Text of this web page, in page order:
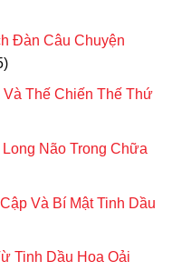
Đàn Câu Chuyện
Và Thế Chiến Thế Thứ
Não Trong Chữa
Và Bí Mật Tinh Dầu
Tinh Dầu Hoa Oải